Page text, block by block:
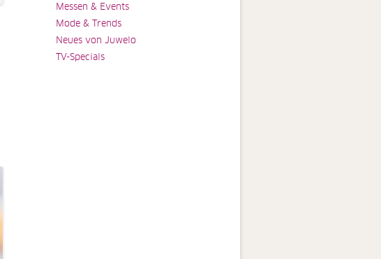
Messen & Events
Mode & Trends
Neues von Juwelo
TV-Specials